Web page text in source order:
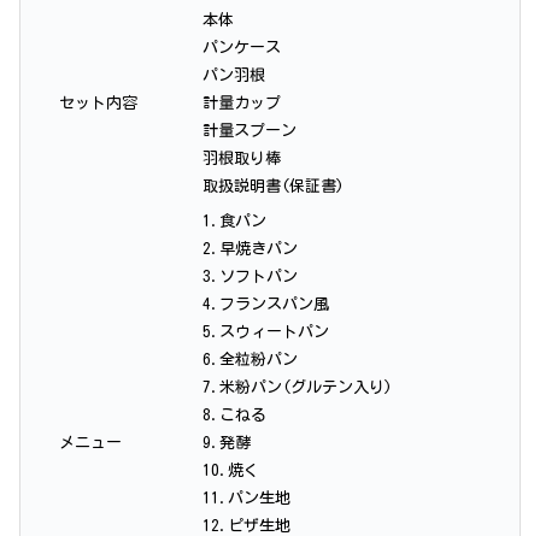
セット内容
本体
パンケース
パン羽根
計量カップ
計量スプーン
羽根取り棒
取扱説明書(保証書)
メニュー
1.食パン
2.早焼きパン
3.ソフトパン
4.フランスパン風
5.スウィートパン
6.全粒粉パン
7.米粉パン(グルテン入り)
8.こねる
9.発酵
10.焼く
11.パン生地
12.ピザ生地